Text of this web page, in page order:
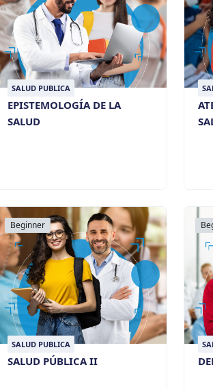
SALUD PUBLICA
EPISTEMOLOGÍA DE LA
SALUD
Beginner
SALUD PUBLICA
SALUD PÚBLICA II